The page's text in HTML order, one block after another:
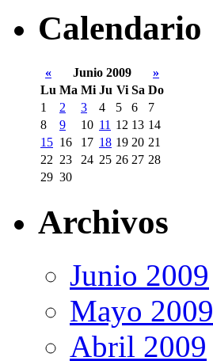
Calendario
« Junio 2009
»
Lu Ma Mi Ju Vi Sa Do
1
2 3 4 5 6
7
8
9 10 11 12 13 14
15 16 17 18 19 20 21
22 23 24 25 26 27 28
29 30
Archivos
Junio 2009
Mayo 2009
Abril 2009